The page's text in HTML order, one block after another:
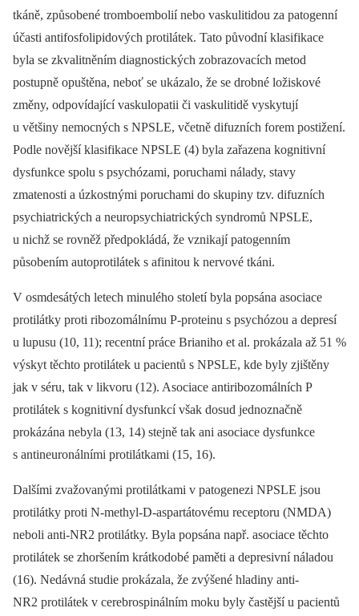
tkáně, způsobené tromboembolií nebo vaskulitidou za patogenní
účasti antifosfolipidových protilátek. Tato původní klasifikace
byla se zkvalitněním diagnostických zobrazovacích metod
postupně opuštěna, neboť se ukázalo, že se drobné ložiskové
změny, odpovídající vaskulopatii či vaskulitidě vyskytují
u většiny nemocných s NPSLE, včetně difuzních forem postižení.
Podle novější klasifikace NPSLE (4) byla zařazena kognitivní
dysfunkce spolu s psychózami, poruchami nálady, stavy
zmatenosti a úzkostnými poruchami do skupiny tzv. difuzních
psychiatrických a neuropsychiatrických syndromů NPSLE,
u nichž se rovněž předpokládá, že vznikají patogenním
působením autoprotilátek s afinitou k nervové tkáni.
V osmdesátých letech minulého století byla popsána asociace
protilátky proti ribozomálnímu P-proteinu s psychózou a depresí
u lupusu (10, 11); recentní práce Brianiho et al. prokázala až 51 %
výskyt těchto protilátek u pacientů s NPSLE, kde byly zjištěny
jak v séru, tak v likvoru (12). Asociace antiribozomálních P
protilátek s kognitivní dysfunkcí však dosud jednoznačně
prokázána nebyla (13, 14) stejně tak ani asociace dysfunkce
s antineuronálními protilátkami (15, 16).
Dalšími zvažovanými protilátkami v patogenezi NPSLE jsou
protilátky proti N-methyl-D-aspartátovému receptoru (NMDA)
neboli anti-NR2 protilátky. Byla popsána např. asociace těchto
protilátek se zhoršením krátkodobé paměti a depresivní náladou
(16). Nedávná studie prokázala, že zvýšené hladiny anti-
NR2 protilátek v cerebrospinálním moku byly častější u pacientů